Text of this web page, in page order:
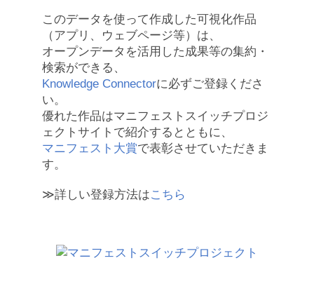
このデータを使って作成した可視化作品
（アプリ、ウェブページ等）は、
オープンデータを活用した成果等の集約・
検索ができる、
Knowledge Connectorに必ずご登録くださ
い。
優れた作品はマニフェストスイッチプロジ
ェクトサイトで紹介するとともに、
マニフェスト大賞で表彰させていただきま
す。
≫詳しい登録方法はこちら